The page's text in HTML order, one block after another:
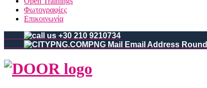
Φωτογραφίες
Επικοινωνία
+30 210 9210734